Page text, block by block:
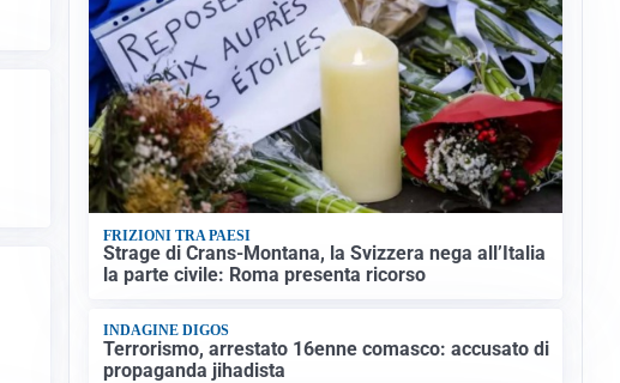
FRIZIONI TRA PAESI
Strage di Crans-Montana, la Svizzera nega all’Italia
la parte civile: Roma presenta ricorso
INDAGINE DIGOS
Terrorismo, arrestato 16enne comasco: accusato di
propaganda jihadista